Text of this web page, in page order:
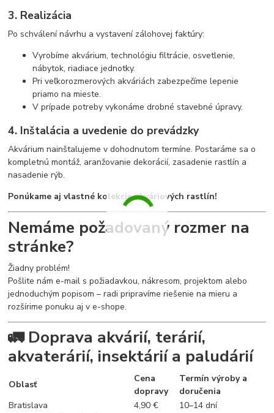
3. Realizácia
Po schválení návrhu a vystavení zálohovej faktúry:
Vyrobíme akvárium, technológiu filtrácie, osvetlenie,
nábytok, riadiace jednotky.
Pri veľkorozmerových akváriách zabezpečíme lepenie
priamo na mieste.
V prípade potreby vykonáme drobné stavebné úpravy.
4. Inštalácia a uvedenie do prevádzky
Akvárium nainštalujeme v dohodnutom termíne. Postaráme sa o
kompletnú montáž, aranžovanie dekorácií, zasadenie rastlín a
nasadenie rýb.
Ponúkame aj vlastné kolekcie akváriových rastlín!
Nemáme požadovaný rozmer na
stránke?
Žiadny problém!
Pošlite nám e-mail s požiadavkou, nákresom, projektom alebo
jednoduchým popisom – radi pripravíme riešenie na mieru a
rozšírime ponuku aj v e-shope.
🚛 Doprava akvárií, terárií,
akvaterárií, insektárií a paludárií
Oblasť
Cena
dopravy
Termín výroby a
doručenia
Bratislava
4,90 €
10–14 dní